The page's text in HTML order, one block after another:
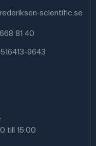
, Dichlormethan
danska webbplats
kvalitetssäkrats
förekomma.
scientific.se
81 40
9643
till 15:00